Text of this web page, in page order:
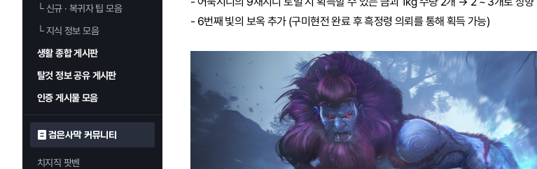
└신규 · 복귀자 팁 모음
└지식 정보 모음
생활 종합 게시판
탈것 정보 공유 게시판
인증 게시물 모음
검은사막 커뮤니티
치지직 팟벤
- 6번째 빛의 보옥 추가 (구미현전 완료 후 흑정령 의뢰를 통해 획득 가능)